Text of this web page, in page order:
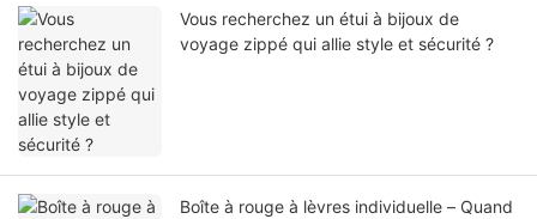
Vous recherchez un étui à bijoux de
voyage zippé qui allie style et sécurité ?
Boîte à rouge à lèvres individuelle – Quand